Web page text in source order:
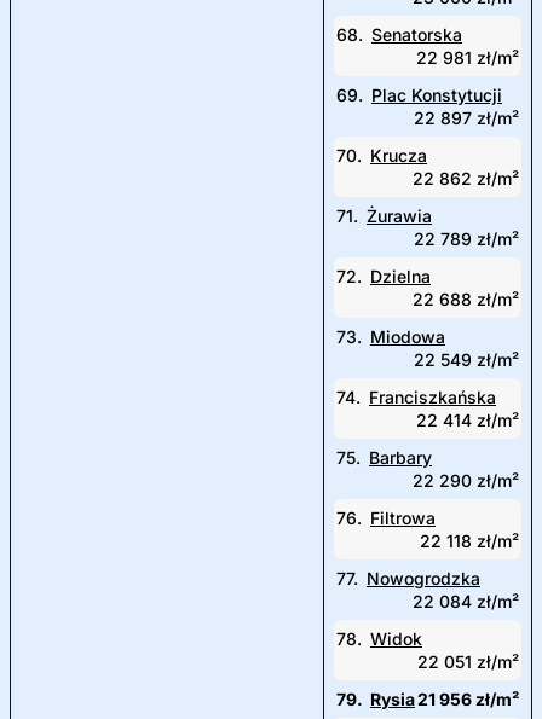
68. Senatorska
22 981 zł/m²
69. Plac Konstytucji
22 897 zł/m²
70. Krucza
22 862 zł/m²
71. Żurawia
22 789 zł/m²
72. Dzielna
22 688 zł/m²
73. Miodowa
22 549 zł/m²
74. Franciszkańska
22 414 zł/m²
75. Barbary
22 290 zł/m²
76. Filtrowa
22 118 zł/m²
77. Nowogrodzka
22 084 zł/m²
78. Widok
22 051 zł/m²
79. Rysia21 956 zł/m²